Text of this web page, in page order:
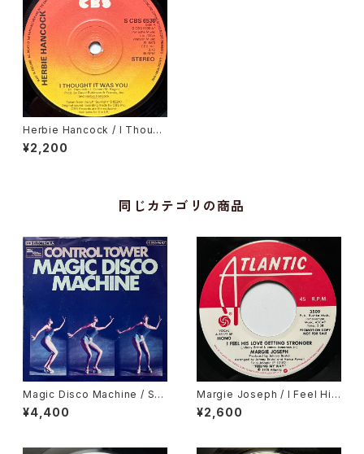
Herbie Hancock / I Though
t It Was You
¥2,200
同じカテゴリの商品
Magic Disco Machine / Scr
atchin'
¥4,400
Margie Joseph / I Feel His
Love Getting Stronger
¥2,600